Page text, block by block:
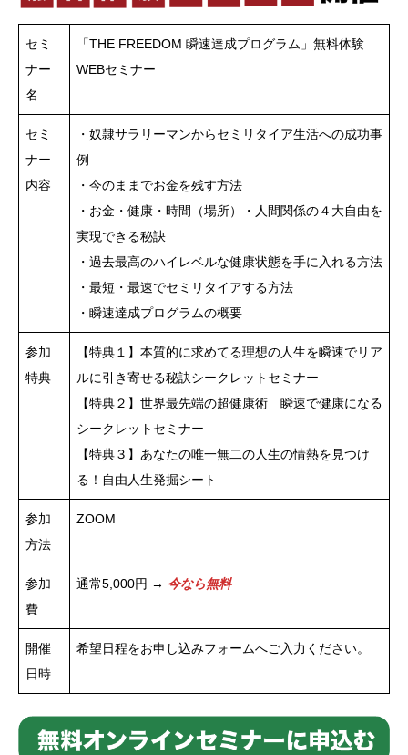
セミ
ナー
名
「THE FREEDOM 瞬速達成プログラム」無料体験
WEBセミナー
セミ
ナー
内容
・奴隷サラリーマンからセミリタイア生活への成功事
例
・今のままでお金を残す方法
・お金・健康・時間（場所）・人間関係の４大自由を
実現できる秘訣
・過去最高のハイレベルな健康状態を手に入れる方法
・最短・最速でセミリタイアする方法
・瞬速達成プログラムの概要
参加
特典
【特典１】本質的に求めてる理想の人生を瞬速でリア
ルに引き寄せる秘訣シークレットセミナー
【特典２】世界最先端の超健康術 瞬速で健康になる
シークレットセミナー
【特典３】あなたの唯一無二の人生の情熱を見つけ
る！自由人生発掘シート
参加
方法
ZOOM
参加
費
通常5,000円 → 今なら無料
開催
日時
希望日程をお申し込みフォームへご入力ください。